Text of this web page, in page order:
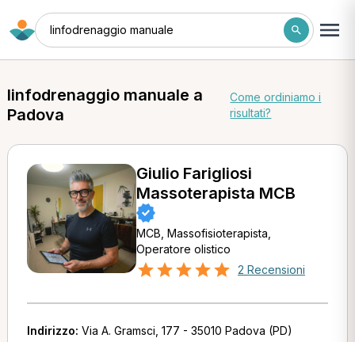
linfodrenaggio manuale
linfodrenaggio manuale a
Padova
Come ordiniamo i
risultati?
Giulio Farigliosi
Massoterapista MCB
MCB, Massofisioterapista,
Operatore olistico
2 Recensioni
Indirizzo: Via A. Gramsci, 177 - 35010 Padova (PD)